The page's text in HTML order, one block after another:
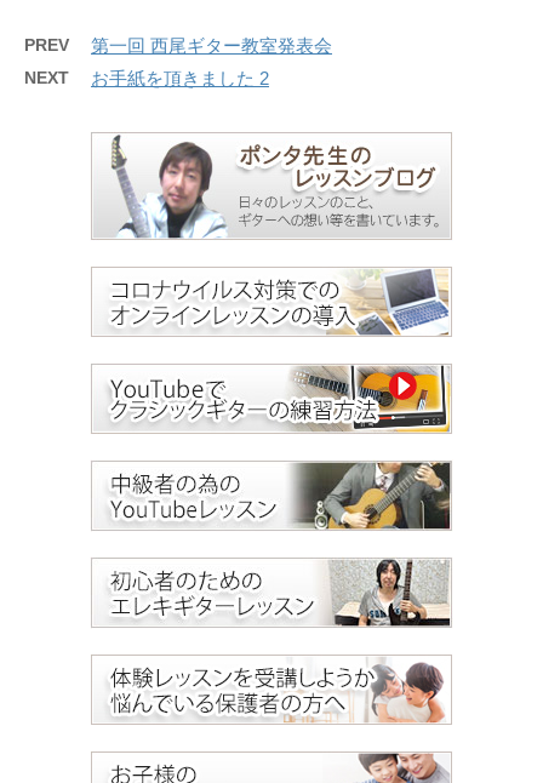
PREV 第一回 西尾ギター教室発表会
NEXT お手紙を頂きました 2